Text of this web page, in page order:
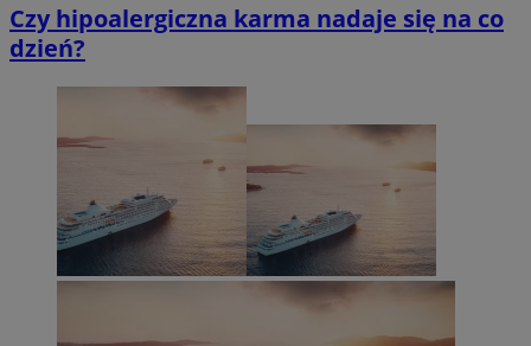
Czy hipoalergiczna karma nadaje się na co
dzień?